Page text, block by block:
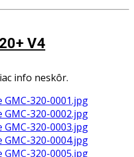
V4
info neskôr.